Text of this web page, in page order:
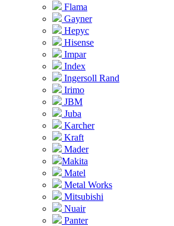
Flama
Gayner
Hepyc
Hisense
Impar
Index
Ingersoll Rand
Irimo
JBM
Juba
Karcher
Kraft
Mader
Makita
Matel
Metal Works
Mitsubishi
Nuair
Panter